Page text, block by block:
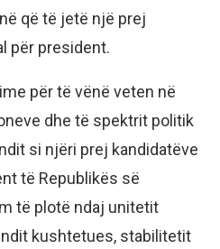
që të jetë një prej
për president.
për të vënë veten në
dhe të spektrit politik
si njëri prej kandidatëve
të Republikës së
të plotë ndaj unitetit
kushtetues, stabilitetit